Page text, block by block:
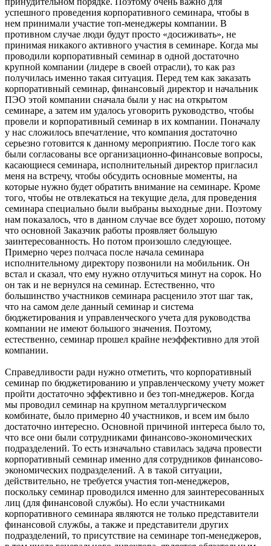
успешного проведения корпоративного семинара, чтобы в
нем принимали участие топ-менеджеры компании. В
противном случае люди будут просто «досиживать», не
принимая никакого активного участия в семинаре. Когда мы
проводили корпоративный семинар в одной достаточно
крупной компании (лидере в своей отрасли), то как раз
получилась именно такая ситуация. Перед тем как заказать
корпоративный семинар, финансовый директор и начальник
ПЭО этой компании сначала были у нас на открытом
семинаре, а затем им удалось уговорить руководство, чтобы
провели и корпоративный семинар в их компании. Поначалу
у нас сложилось впечатление, что компания достаточно
серьезно готовится к данному мероприятию. После того как
были согласованы все организационно-финансовые вопросы,
касающиеся семинара, исполнительный директор пригласил
меня на встречу, чтобы обсудить основные моменты, на
которые нужно будет обратить внимание на семинаре. Кроме
того, чтобы не отвлекаться на текущие дела, для проведения
семинара специально были выбраны выходные дни. Поэтому
нам показалось, что в данном случае все будет хорошо, потому
что основной Заказчик работы проявляет большую
заинтересованность. Но потом произошло следующее.
Примерно через полчаса после начала семинара
исполнительному директору позвонили на мобильник. Он
встал и сказал, что ему нужно отлучиться минут на сорок. Но
он так и не вернулся на семинар. Естественно, что
большинство участников семинара расценило этот шаг так,
что на самом деле данный семинар и система
бюджетирования и управленческого учета для руководства
компании не имеют большого значения. Поэтому,
естественно, семинар прошел крайне неэффективно для этой
компании.
Справедливости ради нужно отметить, что корпоративный
семинар по бюджетированию и управленческому учету может
пройти достаточно эффективно и без топ-мнеджеров. Когда
мы проводил семинар на крупном металлургическом
комбинате, было примерно 40 участников, и всем им было
достаточно интересно. Основной причиной интереса было то,
что все они были сотрудниками финансово-экономических
подразделений. То есть изначально ставилась задача провести
корпоративный семинар именно для сотрудников финансово-
экономических подразделений. А в такой ситуации,
действительно, не требуется участия топ-менеджеров,
поскольку семинар проводился именно для заинтересованных
лиц (для финансовой службы). Но если участниками
корпоративного семинара являются не только представители
финансовой службы, а также и представители других
подразделений, то присутствие на семинаре топ-менеджеров,